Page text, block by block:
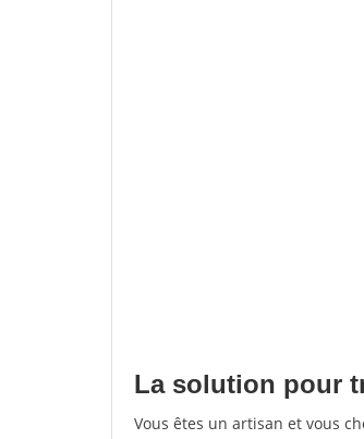
La solution pour
Vous êtes un artisan et vous